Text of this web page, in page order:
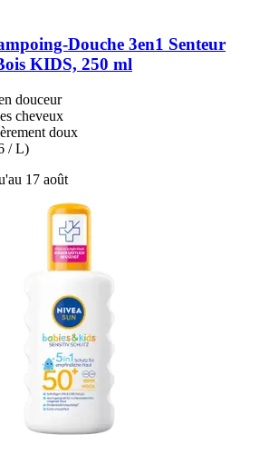
​Douche 3en1 Senteur
KIDS, 250 ml
douceur
cheveux
doux
/ L)
17 août